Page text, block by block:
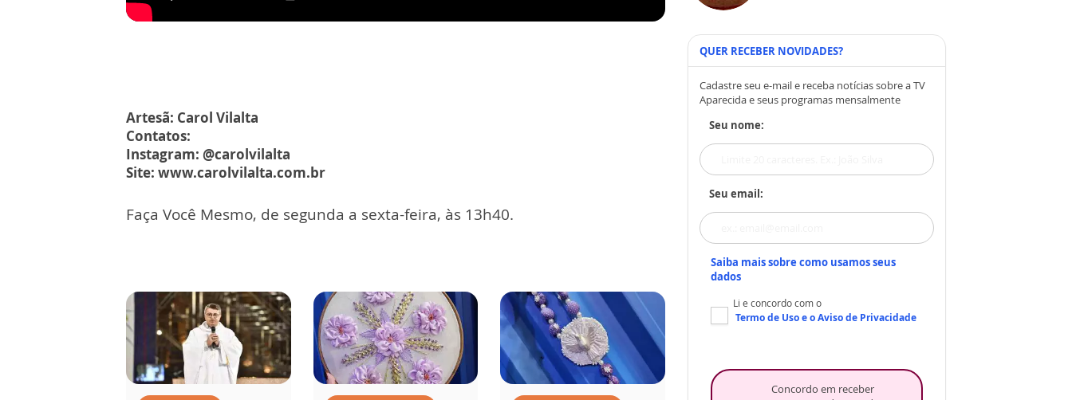
Artesã: Carol Vilalta
Contatos:
Instagram: @carolvilalta
Site: www.carolvilalta.com.br
Faça Você Mesmo, de segunda a sexta-feira, às 13h40.
QUER RECEBER NOVIDADES?
Cadastre seu e-mail e receba notícias sobre a TV
Aparecida e seus programas mensalmente
Seu nome:
Seu email:
Saiba mais sobre como usamos seus
dados
Li e concordo com o
Termo de Usoe oAviso de Privacidade
Concordo em receber